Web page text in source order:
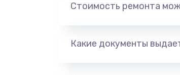
Стоимость ремонта
Какие документы